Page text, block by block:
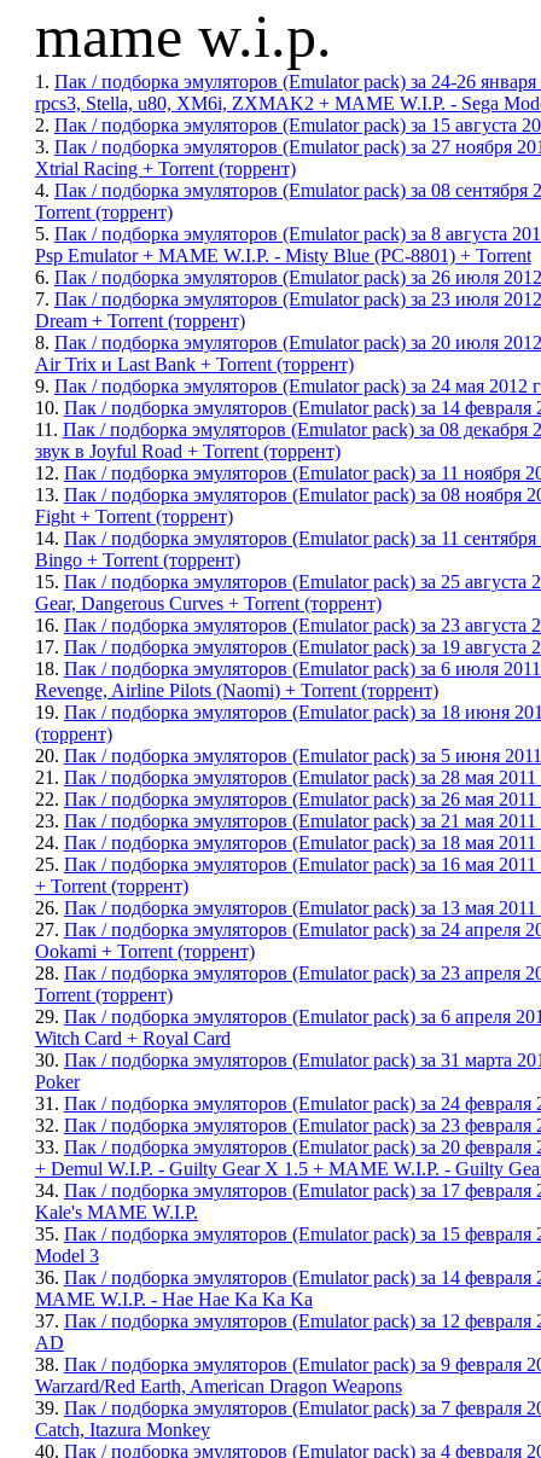
mame w.i.p.
1. Пак / подборка эмуляторов (Emulator pack) за 24-26
rpcs3, Stella, u80, XM6i, ZXMAK2 + MAME W.I.P. - Sega
2. Пак / подборка эмуляторов (Emulator pack) за 15 августа
3. Пак / подборка эмуляторов (Emulator pack) за 27 ноября
Xtrial Racing + Torrent (торрент)
4. Пак / подборка эмуляторов (Emulator pack) за 08
Torrent (торрент)
5. Пак / подборка эмуляторов (Emulator pack) за 8 августа
Psp Emulator + MAME W.I.P. - Misty Blue (PC-8801) + Torrent
6. Пак / подборка эмуляторов (Emulator pack) за 26 июля
7. Пак / подборка эмуляторов (Emulator pack) за 23 июля
Dream + Torrent (торрент)
8. Пак / подборка эмуляторов (Emulator pack) за 20 июля
Air Trix и Last Bank + Torrent (торрент)
9. Пак / подборка эмуляторов (Emulator pack) за 24 мая
10. Пак / подборка эмуляторов (Emulator pack) за 14
11. Пак / подборка эмуляторов (Emulator pack) за 08
звук в Joyful Road + Torrent (торрент)
12. Пак / подборка эмуляторов (Emulator pack) за 11 ноября
13. Пак / подборка эмуляторов (Emulator pack) за 08 ноября
Fight + Torrent (торрент)
14. Пак / подборка эмуляторов (Emulator pack) за 11
Bingo + Torrent (торрент)
15. Пак / подборка эмуляторов (Emulator pack) за 25
Gear, Dangerous Curves + Torrent (торрент)
16. Пак / подборка эмуляторов (Emulator pack) за 23
17. Пак / подборка эмуляторов (Emulator pack) за 19
18. Пак / подборка эмуляторов (Emulator pack) за 6 июля
Revenge, Airline Pilots (Naomi) + Torrent (торрент)
19. Пак / подборка эмуляторов (Emulator pack) за 18 июня
(торрент)
20. Пак / подборка эмуляторов (Emulator pack) за 5 июня
21. Пак / подборка эмуляторов (Emulator pack) за 28 мая
22. Пак / подборка эмуляторов (Emulator pack) за 26 мая
23. Пак / подборка эмуляторов (Emulator pack) за 21 мая
24. Пак / подборка эмуляторов (Emulator pack) за 18 мая
25. Пак / подборка эмуляторов (Emulator pack) за 16 мая
+ Torrent (торрент)
26. Пак / подборка эмуляторов (Emulator pack) за 13 мая
27. Пак / подборка эмуляторов (Emulator pack) за 24
Ookami + Torrent (торрент)
28. Пак / подборка эмуляторов (Emulator pack) за 23
Torrent (торрент)
29. Пак / подборка эмуляторов (Emulator pack) за 6 апреля
Witch Card + Royal Card
30. Пак / подборка эмуляторов (Emulator pack) за 31 марта
Poker
31. Пак / подборка эмуляторов (Emulator pack) за 24
32. Пак / подборка эмуляторов (Emulator pack) за 23
33. Пак / подборка эмуляторов (Emulator pack) за 20
+ Demul W.I.P. - Guilty Gear X 1.5 + MAME W.I.P. - Guilty
34. Пак / подборка эмуляторов (Emulator pack) за 17
Kale's MAME W.I.P.
35. Пак / подборка эмуляторов (Emulator pack) за 15
Model 3
36. Пак / подборка эмуляторов (Emulator pack) за 14
MAME W.I.P. - Hae Hae Ka Ka Ka
37. Пак / подборка эмуляторов (Emulator pack) за 12
AD
38. Пак / подборка эмуляторов (Emulator pack) за 9
Warzard/Red Earth, American Dragon Weapons
39. Пак / подборка эмуляторов (Emulator pack) за 7
Catch, Itazura Monkey
40. Пак / подборка эмуляторов (Emulator pack) за 4